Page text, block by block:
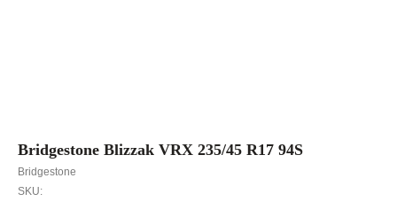
Bridgestone Blizzak VRX 235/45 R17 94S
Bridgestone
SKU: